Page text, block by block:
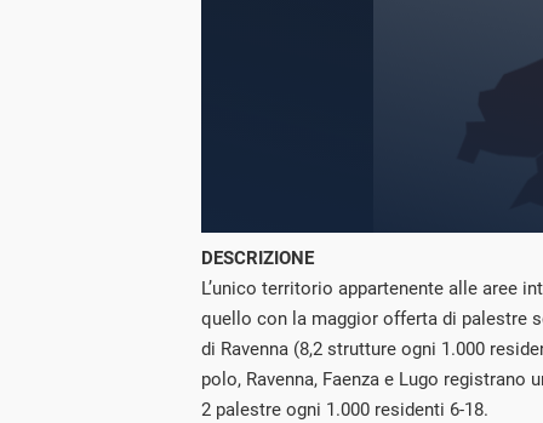
DESCRIZIONE
L’unico territorio appartenente alle aree
quello con la maggior offerta di palestre
di Ravenna (8,2 strutture ogni 1.000
polo, Ravenna, Faenza e Lugo registrano
2 palestre ogni 1.000 residenti 6-18.